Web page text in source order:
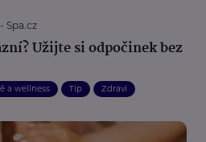
Spa.cz
Užijte si odpočinek bez
a wellness Tip Zdraví